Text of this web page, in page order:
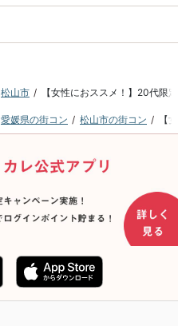
松山市 【女性におススメ！】20代限
愛媛県の街コン 松山市の街コン 【